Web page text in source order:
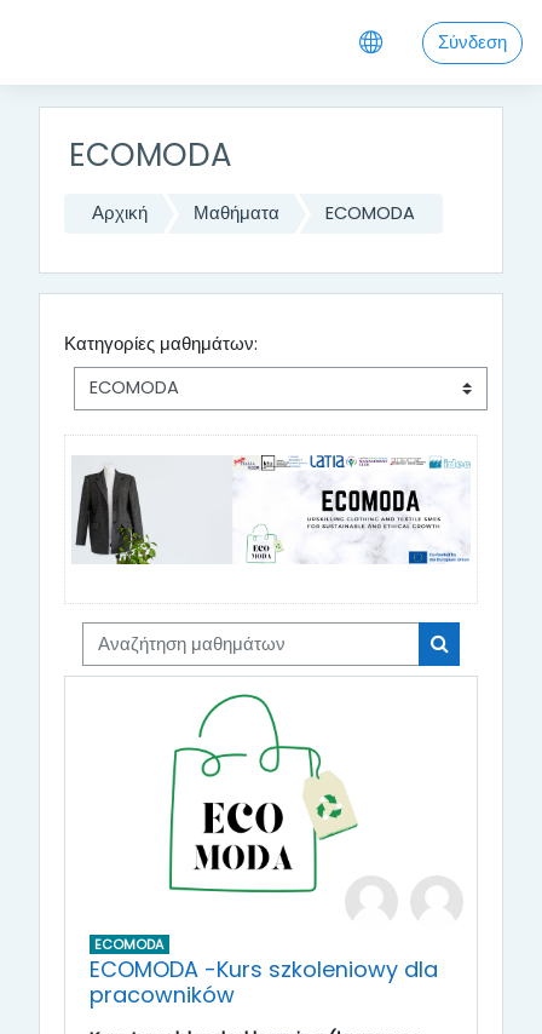
Σύνδεση
ECOMODA
Αρχική Μαθήματα ECOMODA
Κατηγορίες μαθημάτων:
Αναζήτηση μαθημάτων
Αναζήτηση
ECOMODA
ECOMODA -Kurs szkoleniowy dla
pracowników